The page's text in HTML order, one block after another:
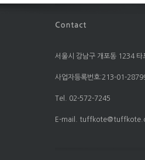
서울시 강남구 개포동 1234 타
사업자등록번호:213-01-
Tel. 02-572-7245
E-mail.